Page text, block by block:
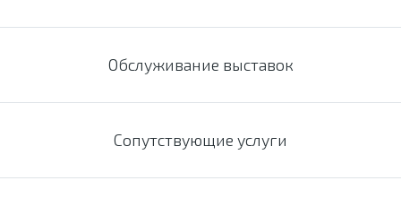
Обслуживание выставок
Сопутствующие услуги